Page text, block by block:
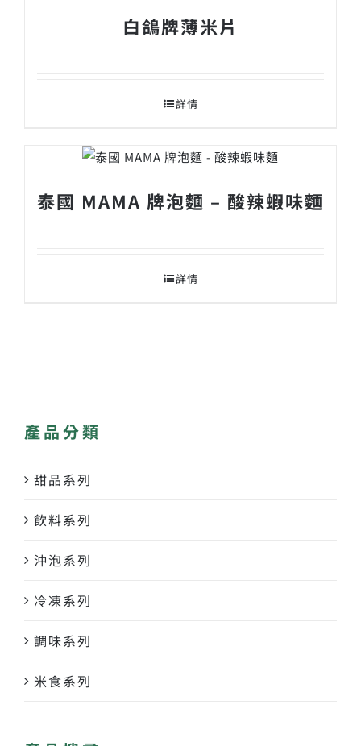
白鴿牌薄米片
詳情
泰國 MAMA 牌泡麵 – 酸辣蝦味麵
詳情
產品分類
甜品系列
飲料系列
沖泡系列
冷凍系列
調味系列
米食系列